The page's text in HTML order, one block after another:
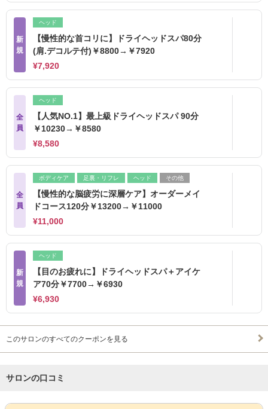
新
規
ヘッド
【慢性的な首コリに】ドライヘッドスパ80分
(肩.デコルテ付)￥8800→￥7920
¥7,920
全
員
ヘッド
【人気NO.1】最上級ドライヘッドスパ 90分
￥10230→￥8580
¥8,580
全
員
ボディケア 足裏・リフレ ヘッド その他
【慢性的な脳疲労に深層ケア】オーダーメイ
ドコース120分￥13200→￥11000
¥11,000
新
規
ヘッド
【目のお疲れに】ドライヘッドスパ＋アイケ
ア70分￥7700→￥6930
¥6,930
このサロンのすべてのクーポンを見る
サロンの口コミ
サロンPick Up